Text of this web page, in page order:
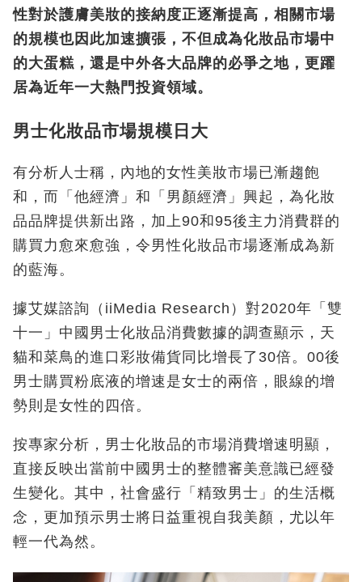
性對於護膚美妝的接納度正逐漸提高，相關市場
的規模也因此加速擴張，不但成為化妝品市場中
的大蛋糕，還是中外各大品牌的必爭之地，更躍
居為近年一大熱門投資領域。
男士化妝品市場規模日大
有分析人士稱，內地的女性美妝市場已漸趨飽
和，而「他經濟」和「男顏經濟」興起，為化妝
品品牌提供新出路，加上90和95後主力消費群的
購買力愈來愈強，令男性化妝品市場逐漸成為新
的藍海。
據艾媒諮詢（iiMedia Research）對2020年「雙
十一」中國男士化妝品消費數據的調查顯示，天
貓和菜鳥的進口彩妝備貨同比增長了30倍。00後
男士購買粉底液的增速是女士的兩倍，眼線的增
勢則是女性的四倍。
按專家分析，男士化妝品的市場消費增速明顯，
直接反映出當前中國男士的整體審美意識已經發
生變化。其中，社會盛行「精致男士」的生活概
念，更加預示男士將日益重視自我美顏，尤以年
輕一代為然。